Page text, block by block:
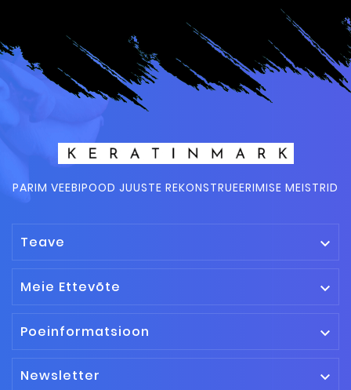
PARIM VEEBIPOOD JUUSTE REKONSTRUEERIMISE MEISTRID
Teave 
Meie Ettevõte 
Poeinformatsioon 
Newsletter 